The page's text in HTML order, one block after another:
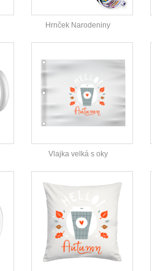
Hrnček Narodeniny
Vlajka velká s oky